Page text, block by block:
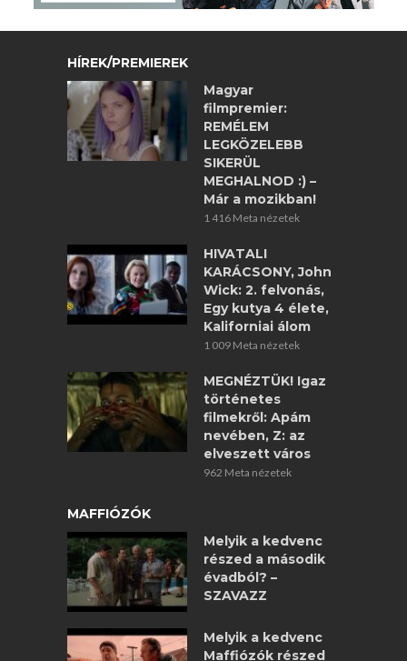
HÍREK/PREMIEREK
Magyar
filmpremier:
REMÉLEM
LEGKÖZELEBB
SIKERÜL
MEGHALNOD :) –
Már a mozikban!
1 416 Meta nézetek
HIVATALI
KARÁCSONY, John
Wick: 2. felvonás,
Egy kutya 4 élete,
Kaliforniai álom
1 009 Meta nézetek
MEGNÉZTÜK! Igaz
történetes
filmekről: Apám
nevében, Z: az
elveszett város
962 Meta nézetek
MAFFIÓZÓK
Melyik a kedvenc
részed a második
évadból? –
SZAVAZZ
Melyik a kedvenc
Maffiózók részed